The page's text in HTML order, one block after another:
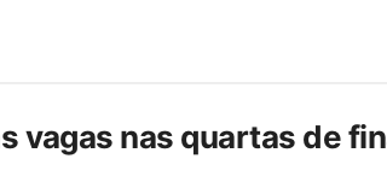
vagas nas quartas de